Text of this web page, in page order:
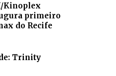
Kinoplex
primeiro
do Recife
Trinity